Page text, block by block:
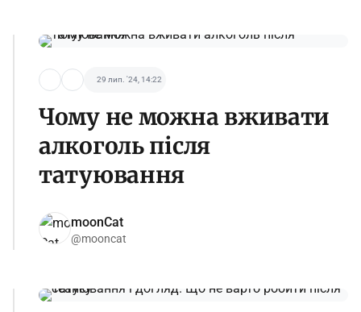
29 лип. '24, 14:22
Чому не можна вживати
алкоголь після
татуювання
moonCat
@mooncat